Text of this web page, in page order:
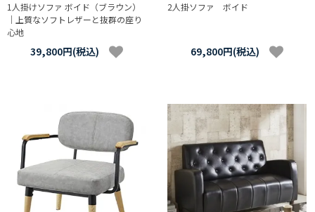
1人掛けソファ ボイド（ブラウン）
｜上質なソフトレザーと抜群の座り
心地
39,800円(税込)
2人掛ソファ ボイド
69,800円(税込)